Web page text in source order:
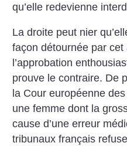
qu’elle redevienne
La droite peut nier
façon détournée par cet
l’approbation
prouve le contraire. De
la Cour européenne
une femme dont la
cause d’une erreur
tribunaux français